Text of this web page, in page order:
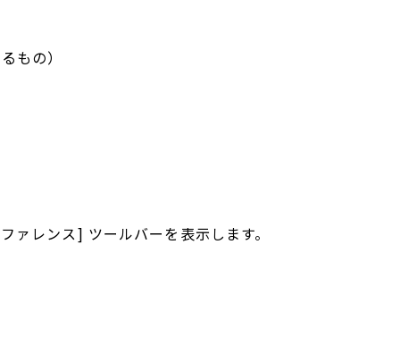
もの）
レンス] ツールバーを表示します。